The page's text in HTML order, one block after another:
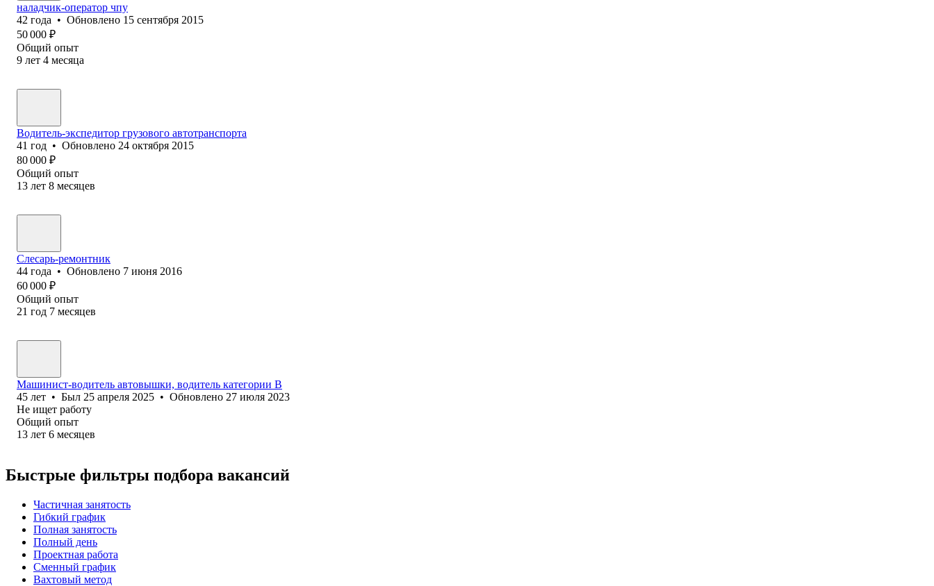
наладчик-оператор чпу
42 года • Обновлено 15 сентября 2015
50 000 ₽
Общий опыт
9 лет 4 месяца
Водитель-экспедитор грузового автотранспорта
41 год • Обновлено 24 октября 2015
80 000 ₽
Общий опыт
13 лет 8 месяцев
Слесарь-ремонтник
44 года • Обновлено 7 июня 2016
60 000 ₽
Общий опыт
21 год 7 месяцев
Машинист-водитель автовышки, водитель категории В
45 лет • Был 25 апреля 2025 • Обновлено 27 июля 2023
Не ищет работу
Общий опыт
13 лет 6 месяцев
Быстрые фильтры подбора вакансий
Частичная занятость
Гибкий график
Полная занятость
Полный день
Проектная работа
Сменный график
Вахтовый метод